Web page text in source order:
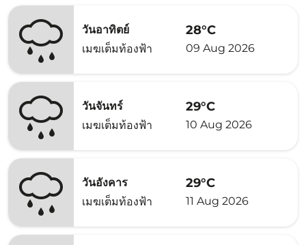
วันอาทิตย์
เมฆเต็มท้องฟ้า
28°C
09 Aug 2026
วันจันทร์
เมฆเต็มท้องฟ้า
29°C
10 Aug 2026
วันอังคาร
เมฆเต็มท้องฟ้า
29°C
11 Aug 2026